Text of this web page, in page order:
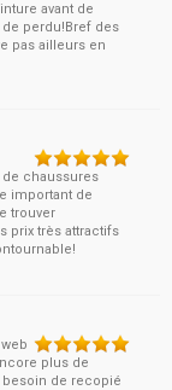
avant de
perdu!Bref des
pas ailleurs en
chaussures
important de
trouver
prix très attractifs
plus de
de recopié